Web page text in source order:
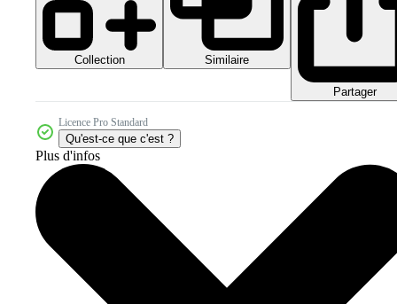
Collection Similaire
Partager
Licence Pro Standard
Qu'est-ce que c'est ?
Plus d'infos